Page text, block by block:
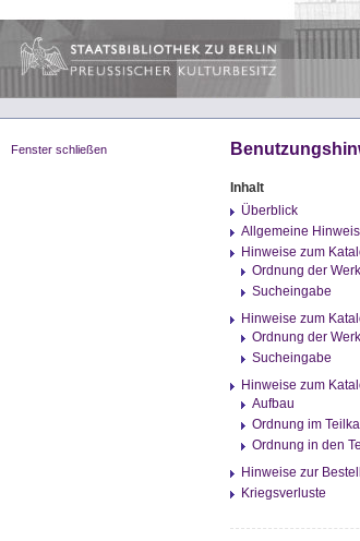
Fenster schließen
Inhalt
Überblick
Allgemeine
Hinweise zum
Ordnung der
Sucheingabe
Hinweise zum
Ordnung der
Sucheingabe
Hinweise zum
Aufbau
Ordnung im
Ordnung in den
Hinweise zur
Kriegsverluste